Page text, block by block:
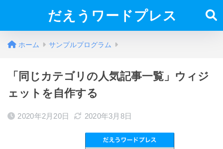
だえうワードプレス
ホーム サンプルプログラム
「同じカテゴリの人気記事一覧」ウィジ
ェットを自作する
2020年2月20日 2020年3月8日